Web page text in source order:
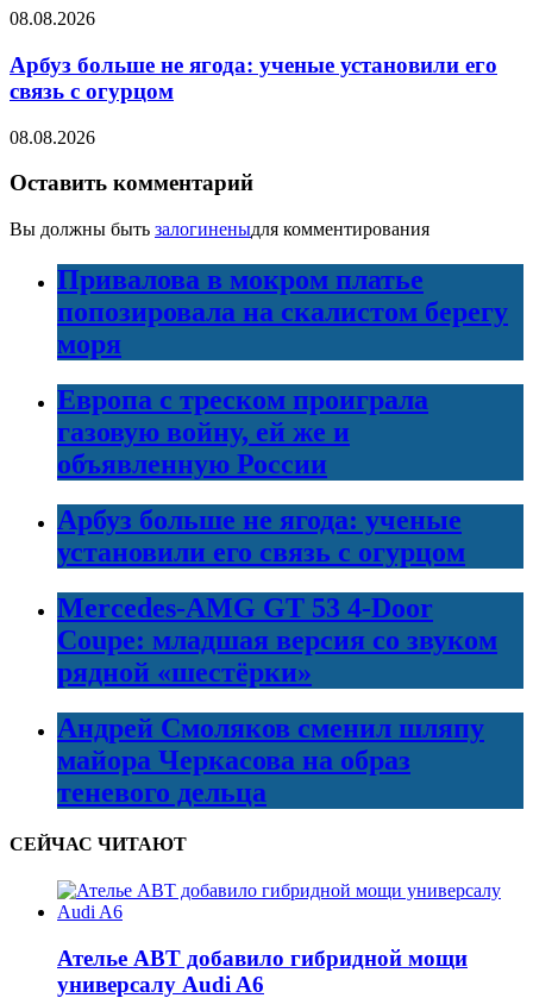
08.08.2026
Арбуз больше не ягода: ученые установили его
связь с огурцом
08.08.2026
Оставить комментарий
Вы должны быть залогиненыдля комментирования
Привалова в мокром платье
попозировала на скалистом берегу
моря
Европа с треском проиграла
газовую войну, ей же и
объявленную России
Арбуз больше не ягода: ученые
установили его связь с огурцом
Mercedes-AMG GT 53 4-Door
Coupe: младшая версия со звуком
рядной «шестёрки»
Андрей Смоляков сменил шляпу
майора Черкасова на образ
теневого дельца
СЕЙЧАС ЧИТАЮТ
Ателье ABT добавило гибридной мощи
универсалу Audi A6